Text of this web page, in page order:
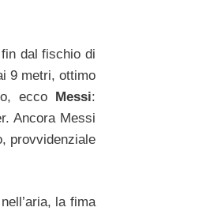
dal fischio di
9 metri, ottimo
ecco Messi:
Ancora Messi
provvidenziale
la fima